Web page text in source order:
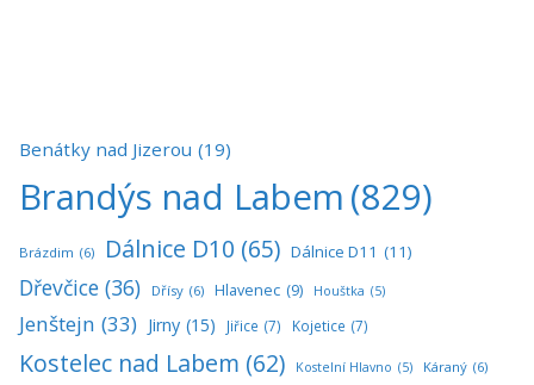
Benátky nad Jizerou (19)
Brandýs nad Labem (829)
Brázdim (6) Dálnice D10 (65) Dálnice D11 (11)
Dřevčice (36) Dřísy (6) Hlavenec (9) Houštka (5)
Jenštejn (33) Jirny (15) Jiřice (7) Kojetice (7)
Kostelec nad Labem (62) Kostelní Hlavno (5) Káraný (6)